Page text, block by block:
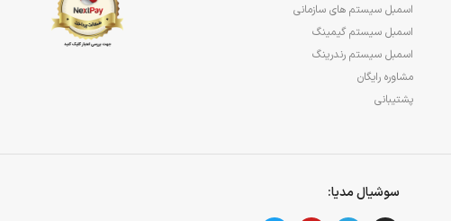
اسمبل سیستم های سازمانی
اسمبل سیستم گیمینگ
اسمبل سیستم رندرینگ
مشاوره رایگان
پشتیبانی
سوشیال مدیا: